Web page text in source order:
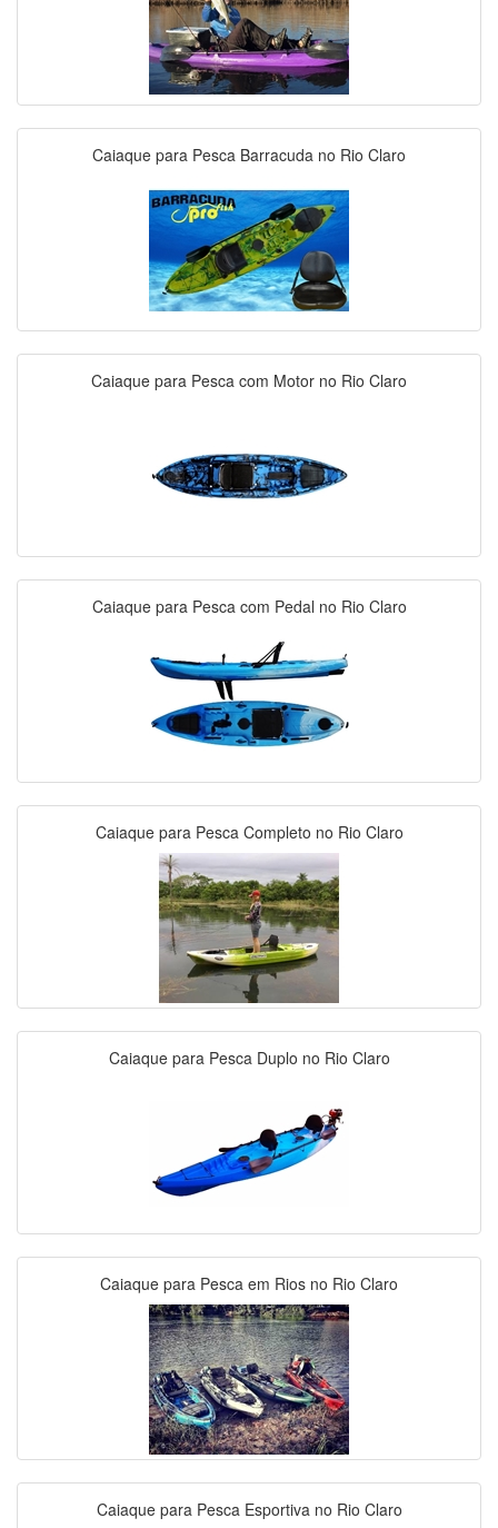
Caiaque para Pesca Barracuda no Rio Claro
Caiaque para Pesca com Motor no Rio Claro
Caiaque para Pesca com Pedal no Rio Claro
Caiaque para Pesca Completo no Rio Claro
Caiaque para Pesca Duplo no Rio Claro
Caiaque para Pesca em Rios no Rio Claro
Caiaque para Pesca Esportiva no Rio Claro